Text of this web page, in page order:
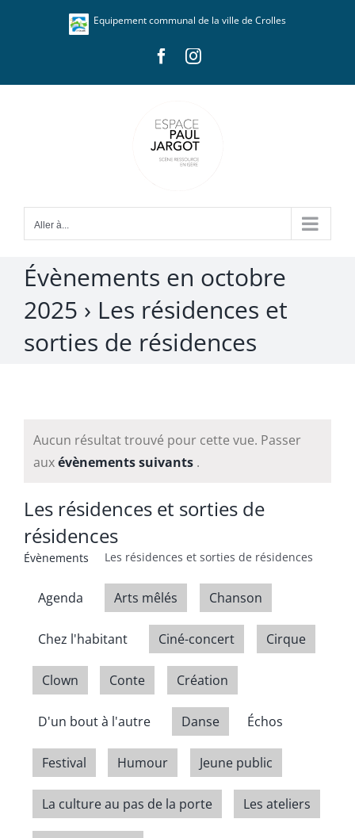
Equipement communal de la ville de Crolles
FacebookInstagram
Aller à...
Évènements en octobre
2025 › Les résidences et
sorties de résidences
Aucun résultat trouvé pour cette vue. Passer
auxévènements suivants .
Les résidences et sorties de
résidences
Évènements Les résidences et sorties de résidences
Agenda Arts mêlés Chanson
Chez l'habitant Ciné-concert Cirque
Clown Conte Création
D'un bout à l'autre Danse Échos
Festival Humour Jeune public
La culture au pas de la porte Les ateliers
Panneau de gestion des cookies